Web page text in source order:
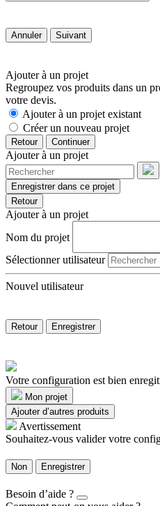
Annuler Suivant
Ajouter à un projet
Regroupez vos produits dans un
votre devis.
Ajouter à un projet existant
Créer un nouveau projet
Retour Continuer
Ajouter à un projet
Enregistrer dans ce projet
Retour
Ajouter à un projet
Nom du projet
Sélectionner utilisateur
Nouvel utilisateur
Retour Enregistrer
Votre configuration est bien
Mon projet
Ajouter d’autres produits
Avertissement
Souhaitez-vous valider votre
Non Enregistrer
Besoin d’aide ?